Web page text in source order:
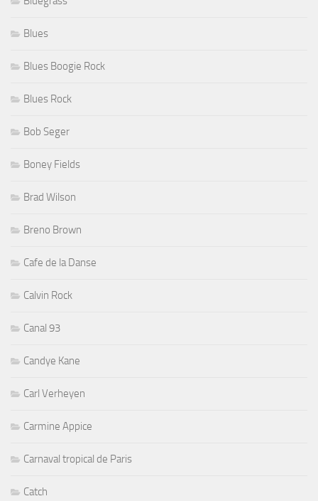
Blues
Blues Boogie Rock
Blues Rock
Bob Seger
Boney Fields
Brad Wilson
Breno Brown
Cafe de la Danse
Calvin Rock
Canal 93
Candye Kane
Carl Verheyen
Carmine Appice
Carnaval tropical de Paris
Catch